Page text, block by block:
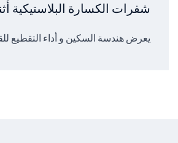
شفرات الكسارة البلاستيكية
يعرض هندسة السكين و أداء التقطيع